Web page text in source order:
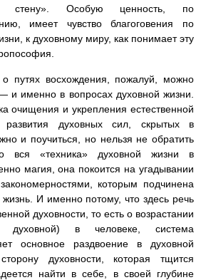
стену». Особую ценность, по
имеет чувство благоговения по
к духовному миру, как понимает эту
путях восхождения, пожалуй, можно
и именно в вопросах духовной жизни.
очищения и укрепления естественной
развития духовных сил, скрытых в
и поучиться, но нельзя не обратить
вся «техника» духовной жизни в
магия, она покоится на угадывании
которым подчинена
жизнь. И именно потому, что здесь речь
духовности, то есть о возрастании
духовной) в человеке, система
основное раздвоение в духовной
духовности, которая тщится
найти в себе, в своей глубине